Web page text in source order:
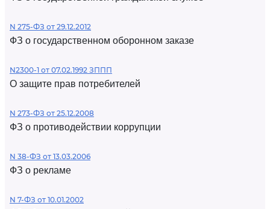
N 275-ФЗ от 29.12.2012
ФЗ о государственном оборонном заказе
N2300-1 от 07.02.1992 ЗППП
О защите прав потребителей
N 273-ФЗ от 25.12.2008
ФЗ о противодействии коррупции
N 38-ФЗ от 13.03.2006
ФЗ о рекламе
N 7-ФЗ от 10.01.2002